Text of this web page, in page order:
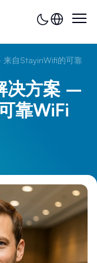
自StayinWifi的可靠
决方案 –
靠WiFi